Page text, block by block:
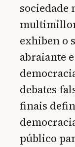
sociedade
exhiben o
abraiante
debates
finais
público